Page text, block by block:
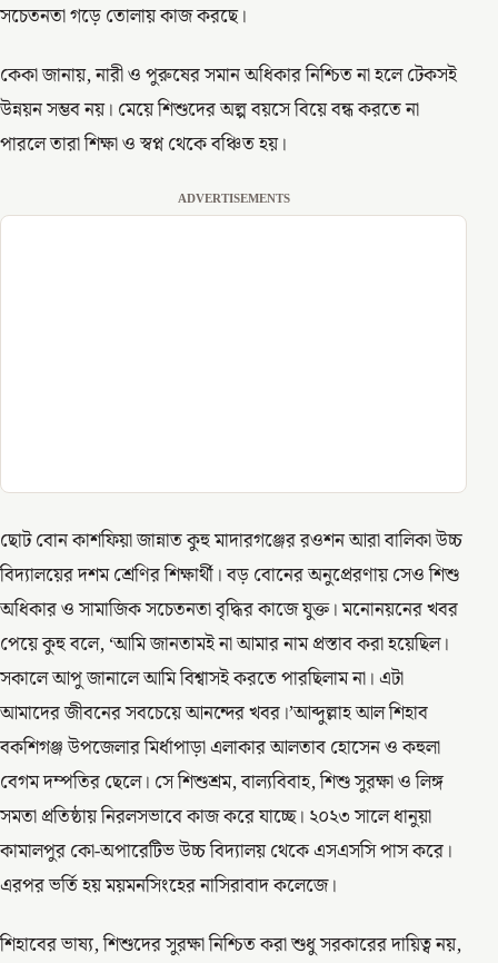
সচেতনতা গড়ে তোলায় কাজ করছে।
কেকা জানায়, নারী ও পুরুষের সমান অধিকার নিশ্চিত না হলে টেকসই
উন্নয়ন সম্ভব নয়। মেয়ে শিশুদের অল্প বয়সে বিয়ে বন্ধ করতে না
পারলে তারা শিক্ষা ও স্বপ্ন থেকে বঞ্চিত হয়।
ADVERTISEMENTS
ছোট বোন কাশফিয়া জান্নাত কুহু মাদারগঞ্জের রওশন আরা বালিকা উচ্চ
বিদ্যালয়ের দশম শ্রেণির শিক্ষার্থী। বড় বোনের অনুপ্রেরণায় সেও শিশু
অধিকার ও সামাজিক সচেতনতা বৃদ্ধির কাজে যুক্ত। মনোনয়নের খবর
পেয়ে কুহু বলে, ‘আমি জানতামই না আমার নাম প্রস্তাব করা হয়েছিল।
সকালে আপু জানালে আমি বিশ্বাসই করতে পারছিলাম না। এটা
আমাদের জীবনের সবচেয়ে আনন্দের খবর।’আব্দুল্লাহ আল শিহাব
বকশিগঞ্জ উপজেলার মির্ধাপাড়া এলাকার আলতাব হোসেন ও কহুলা
বেগম দম্পতির ছেলে। সে শিশুশ্রম, বাল্যবিবাহ, শিশু সুরক্ষা ও লিঙ্গ
সমতা প্রতিষ্ঠায় নিরলসভাবে কাজ করে যাচ্ছে। ২০২৩ সালে ধানুয়া
কামালপুর কো-অপারেটিভ উচ্চ বিদ্যালয় থেকে এসএসসি পাস করে।
এরপর ভর্তি হয় ময়মনসিংহের নাসিরাবাদ কলেজে।
শিহাবের ভাষ্য, শিশুদের সুরক্ষা নিশ্চিত করা শুধু সরকারের দায়িত্ব নয়,